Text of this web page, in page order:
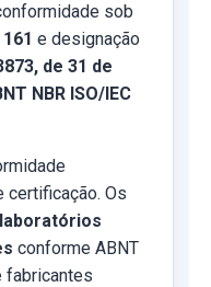
sob
161 e designação
de 31 de
NBR ISO/IEC
certificação. Os
laboratórios
conforme ABNT
fabricantes